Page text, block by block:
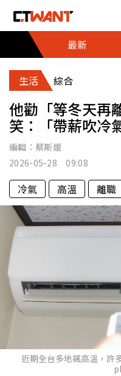
最新
生活 綜合
他勸「等冬天
笑：「帶薪吹冷
編輯： 蔡斯媛
2026-05-28 09:08
冷氣 高溫 離職
近期全台多地飆高溫，許